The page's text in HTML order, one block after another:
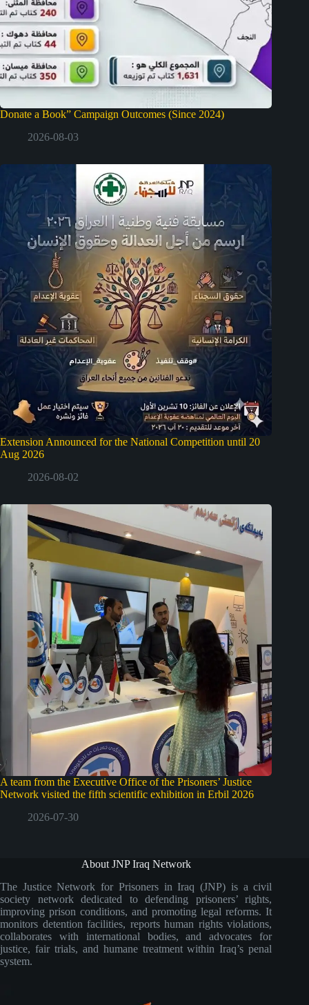
Donate a Book” Campaign Outcomes (Since 2024)
2026-08-03
Extension Announced for the National Competition until 20
Aug 2026
2026-08-02
A team from the Executive Office of the Prisoners’ Justice
Network visited the fifth scientific exhibition in Erbil 2026
2026-07-30
About JNP Iraq Network
The Justice Network for Prisoners in Iraq (JNP) is a civil
society network dedicated to defending prisoners’ rights,
improving prison conditions, and promoting legal reforms. It
monitors detention facilities, reports human rights violations,
collaborates with international bodies, and advocates for
justice, fair trials, and humane treatment within Iraq’s penal
system.